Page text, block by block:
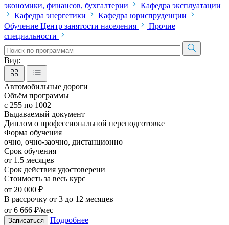
экономики, финансов, бухгалтерии
Кафедра эксплуатации
Кафедра энергетики
Кафедра юриспруденции
Обучение Центр занятости населения
Прочие
специальности
Вид:
Автомобильные дороги
Объём программы
с 255 по 1002
Выдаваемый документ
Диплом о профессиональной переподготовке
Форма обучения
очно, очно-заочно, дистанционно
Срок обучения
от 1.5 месяцев
Срок действия удостоверени
Стоимость за весь курс
от 20 000 ₽
В рассрочку от 3 до 12 месяцев
от 6 666 ₽/мес
Записаться
Подробнее